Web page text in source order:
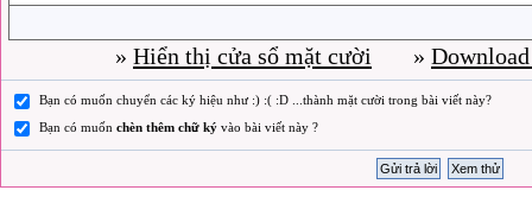
» Hiển thị cửa sổ mặt cười »
Bạn có muốn chuyển các ký hiệu như :) :( :D ...thành mặt cười trong bài viết này?
Bạn có muốn chèn thêm chữ ký vào bài viết này ?